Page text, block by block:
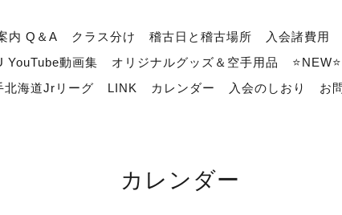
内 Q＆A クラス分け 稽古日と稽古場所 入会諸費用
YouTube動画集
オリジナルグッズ＆空手用品
北海道Jrリーグ
LINK カレンダー 入会のしおり お
カレンダー